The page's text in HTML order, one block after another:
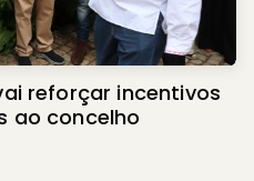
reforçar incentivos
ao concelho